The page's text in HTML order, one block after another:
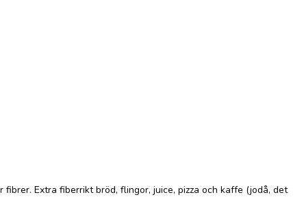
Extra fiberrikt bröd, flingor, juice, pizza och kaffe (jodå, det